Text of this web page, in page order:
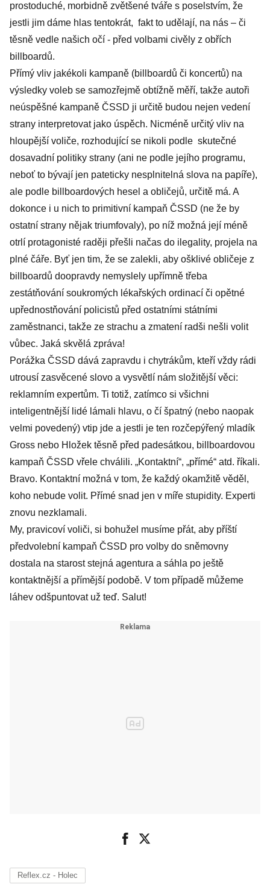
prostoduché, morbidně zvětšené tváře s poselstvím, že
jestli jim dáme hlas tentokrát, faktto udělají, na nás – či
těsně vedle našich očí - před volbami civěly z obřích
billboardů.
Přímý vliv jakékoli kampaně (billboardů či koncertů) na
výsledky voleb se samozřejmě obtížně měří, takže autoři
neúspěšné kampaně ČSSD ji určitě budou nejen vedení
strany interpretovat jako úspěch. Nicméně určitý vliv na
hloupější voliče, rozhodující se nikoli podle skutečné
dosavadní politiky strany (ani ne podle jejího programu,
neboť to bývají jen pateticky nesplnitelná slova na papíře),
ale podle billboardových hesel a obličejů, určitě má. A
dokonce i u nich to primitivní kampaň ČSSD (ne že by
ostatní strany nějak triumfovaly), po níž možná její méně
otrlí protagonisté raději přešli načas do ilegality, projela na
plné čáře. Byť jen tim, že se zalekli, aby ošklivé obličeje z
billboardů doopravdy nemyslely upřímně třeba
zestátňování soukromých lékařských ordinací či opětné
upřednostňování policistů před ostatními státními
zaměstnanci, takže ze strachu a zmatení radši nešli volit
vůbec. Jaká skvělá zpráva!
Porážka ČSSD dává zapravdu i chytrákům, kteří vždy rádi
utrousí zasvěcené slovo a vysvětlí nám složitější věci:
reklamním expertům. Ti totiž, zatímco si všichni
inteligentnější lidé lámali hlavu, o čí špatný (nebo naopak
velmi povedený) vtip jde a jestli je ten rozčepýřený mladík
Gross nebo Hložek těsně před padesátkou, billboardovou
kampaň ČSSD vřele chválili. „Kontaktní“, „přímé“ atd. říkali.
Bravo. Kontaktní možná v tom, že každý okamžitě věděl,
koho nebude volit. Přímé snad jen v míře stupidity. Experti
znovu nezklamali.
My, pravicoví voliči, si bohužel musíme přát, aby příští
předvolební kampaň ČSSD pro volby do sněmovny
dostala na starost stejná agentura a sáhla po ještě
kontaktnější a přímější podobě. V tom případě můžeme
láhev odšpuntovat už teď. Salut!
Reflex.cz - Holec